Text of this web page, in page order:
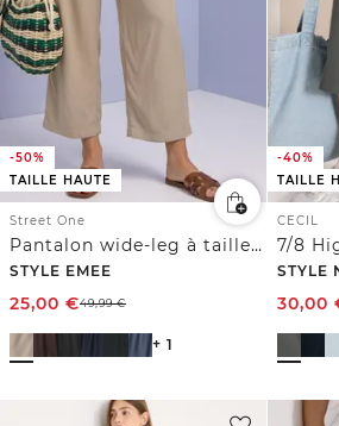
-50%
TAILLE HAUTE
Street One
Pantalon wide-leg à taille haute
STYLE EMEE
25,00 €49,99€
+ 1
-40%
TAILLE
CECIL
STYLE
30,00